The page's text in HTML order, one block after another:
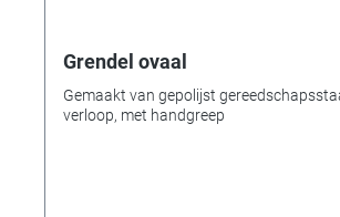
Grendel ovaal
Gemaakt van gepolijst
verloop, met handgreep